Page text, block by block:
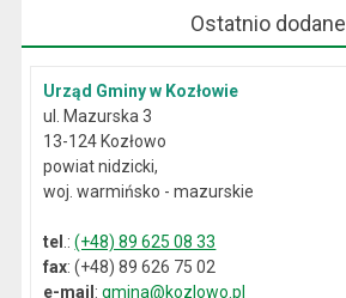
Ostatnio dodane
Urząd Gminy w Kozłowie
ul. Mazurska 3
13-124 Kozłowo
powiat nidzicki,
woj. warmińsko - mazurskie
tel .:(+48) 89 625 08 33
fax: (+48) 89 626 75 02
e-mail:gmina@kozlowo.pl